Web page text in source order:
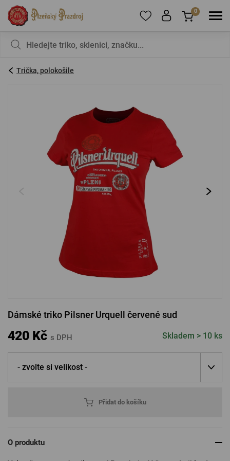
registrujte
PŘIHLÁSIT SE
Zapomenuté heslo Nová registrace
PŘIHLÁSIT PŘES FACEBOOK
PŘIHLÁSIT PŘES SEZNAM
0
Trička, polokošile
Dámské triko Pilsner Urquell červené sud
420 Kč s DPH Skladem > 10 ks
- zvolte si velikost -
Přidat do košíku
O produktu